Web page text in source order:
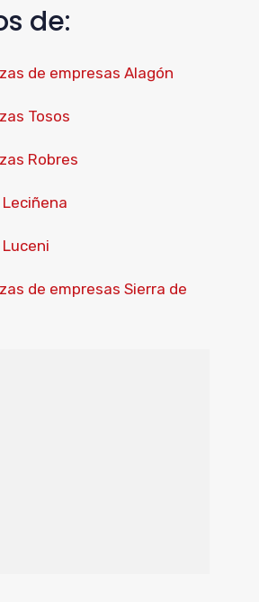
de:
de empresas Alagón
Tosos
Robres
de empresas Sierra de